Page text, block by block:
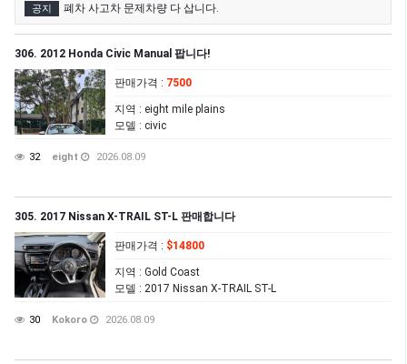
공지 폐차 사고차 문제차량 다 삽니다.
306. 2012 Honda Civic Manual 팝니다!
판매가격 : 7500
지역 : eight mile plains
모델 : civic
32 eight 2026.08.09
305. 2017 Nissan X-TRAIL ST-L 판매합니다
판매가격 : $14800
지역 : Gold Coast
모델 : 2017 Nissan X-TRAIL ST-L
30 Kokoro 2026.08.09